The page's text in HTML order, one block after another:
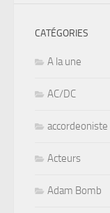
CATÉGORIES
A la une
AC/DC
accordeoniste
Acteurs
Adam Bomb